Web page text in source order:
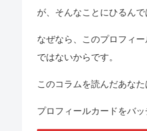
が、そんなことにひるんで
なぜなら、このプロフィー
ではないからです。
このコラムを読んだあなた
プロフィールカードをバ